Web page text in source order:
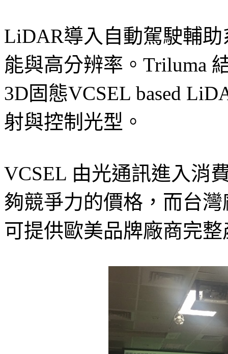
LiDAR導入自動駕駛輔
能與高分辨率。Triluma
3D固態VCSEL based
射與控制光型。
VCSEL 由光通訊進入消
夠競爭力的價格，而台
可提供歐美品牌廠商完